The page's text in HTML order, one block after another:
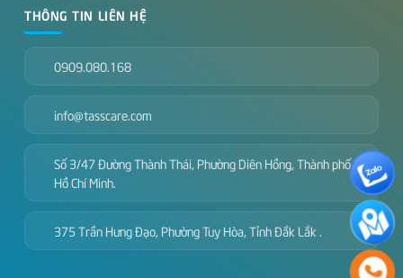
THÔNG TIN LIÊN HỆ
0909.080.168
info@tasscare.com
Số 3/47 Đường Thành Thái, Phường Diên Hồng, Thành phố
Hồ Chí Minh.
375 Trần Hưng Đạo, Phường Tuy Hòa, Tỉnh Đắk Lắk .